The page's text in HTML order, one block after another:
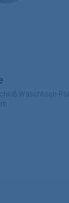
Waschtisch-